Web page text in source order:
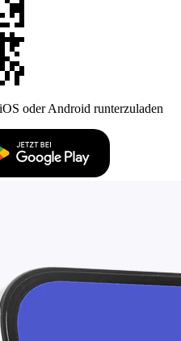
oder Android runterzuladen